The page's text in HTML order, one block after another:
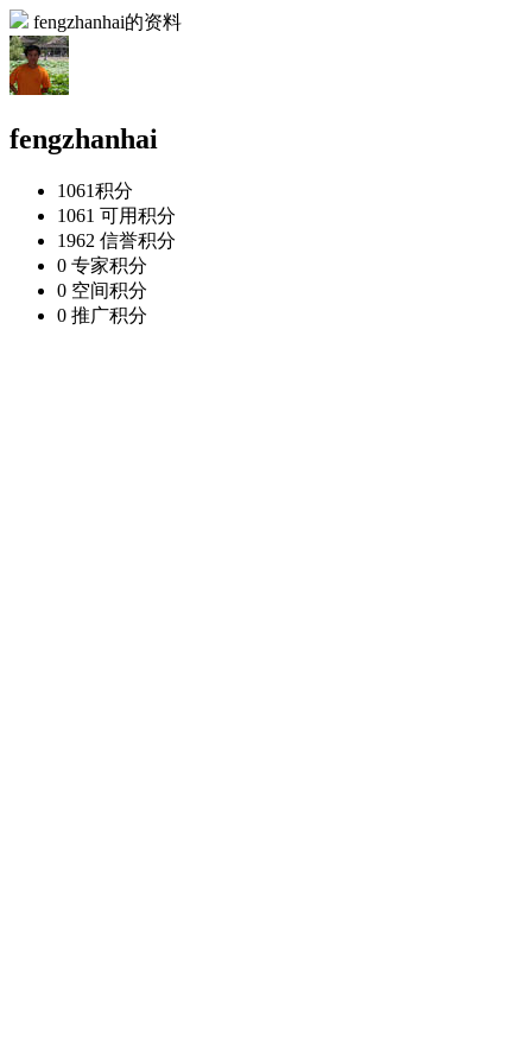
fengzhanhai的资料
fengzhanhai
1061积分
1061 可用积分
1962 信誉积分
0 专家积分
0 空间积分
0 推广积分